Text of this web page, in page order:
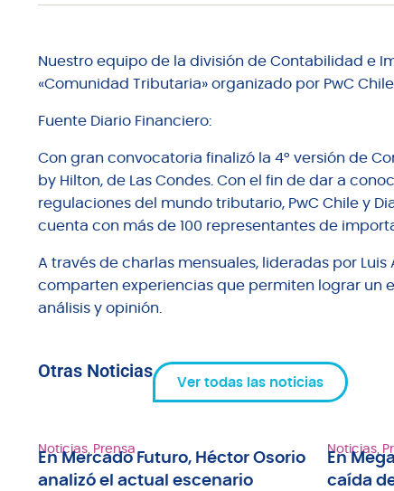
Nuestro equipo de la división de Contabilidad e
«Comunidad Tributaria» organizado por PwC
Fuente Diario Financiero:
Con gran convocatoria finalizó la 4° versión de
by Hilton, de Las Condes. Con el fin de dar a
regulaciones del mundo tributario, PwC Chile y
cuenta con más de 100 representantes de
A través de charlas mensuales, lideradas por Luis
comparten experiencias que permiten lograr un
análisis y opinión.
Otras Noticias
Ver todas las noticias
Noticias Prensa
En Mercado Futuro, Héctor Osorio
analizó el actual escenario
Noticias
En
caída